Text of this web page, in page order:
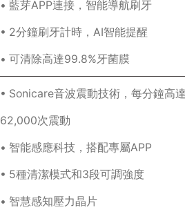
• 藍芽APP連接，智能導航刷牙
• 2分鐘刷牙計時，AI智能提醒
• 可清除高達99.8%牙菌膜
• Sonicare音波震動技術，每分鐘高
62,000次震動
• 智能感應科技，搭配專屬APP
• 5種清潔模式和3段可調強度
• 智慧感知壓力晶片